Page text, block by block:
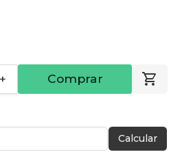
+ Comprar
Calcular